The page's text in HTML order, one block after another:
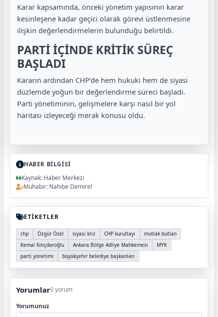
Karar kapsamında, önceki yönetim yapısının karar
kesinleşene kadar geçici olarak görevi üstlenmesine
ilişkin değerlendirmelerin bulunduğu belirtildi.
PARTİ İÇİNDE KRİTİK SÜREÇ
BAŞLADI
Kararın ardından CHP’de hem hukuki hem de siyasi
düzlemde yoğun bir değerlendirme süreci başladı.
Parti yönetiminin, gelişmelere karşı nasıl bir yol
haritası izleyeceği merak konusu oldu.
HABER BİLGİSİ
Kaynak: Haber Merkezi
Muhabir: Nahibe Demirel
ETİKETLER
chp Özgür Özel siyasi kriz CHP kurultayı
mutlak butlan
Kemal Kılıçdaroğlu
Ankara Bölge Adliye Mahkemesi
MYK
parti yönetimi
büyükşehir belediye başkanları
Yorumlar0 yorum
Yorumunuz